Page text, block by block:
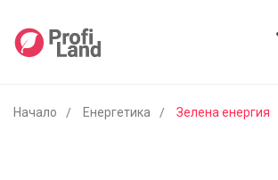
Начало Енергетика Зелена енергия